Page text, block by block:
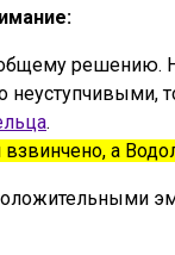
решению.
.
а